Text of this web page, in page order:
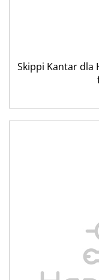
Skippi Kantar dla